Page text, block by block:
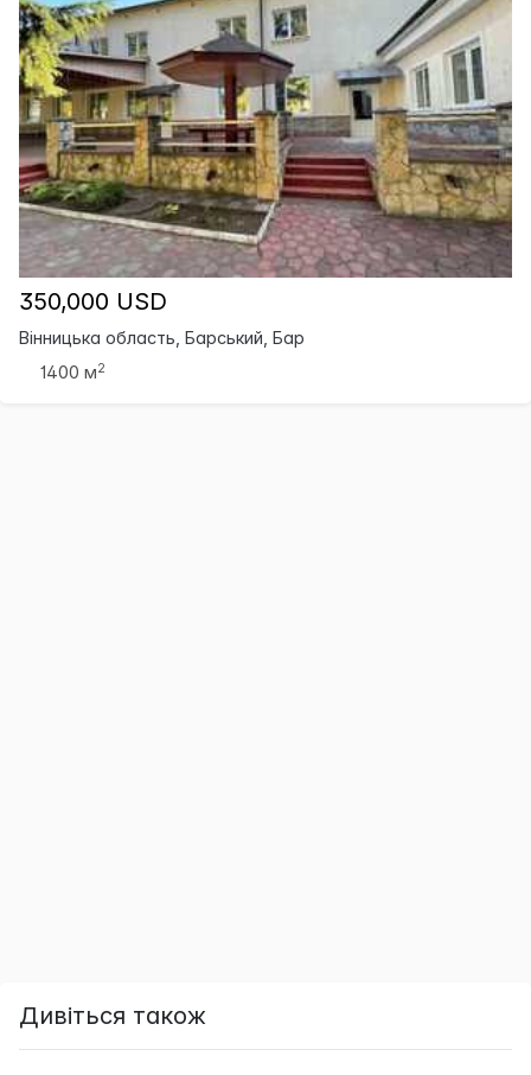
350,000 USD
Вінницька область, Барський, Бар
1400 м2
Дивіться також